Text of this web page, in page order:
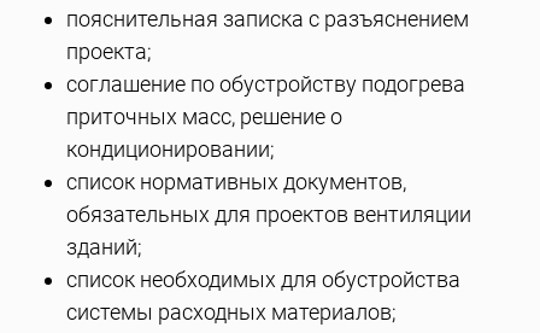
пояснительная записка с разъяснением
проекта;
соглашение по обустройству подогрева
приточных масс, решение о
кондиционировании;
список нормативных документов,
обязательных для проектов вентиляции
зданий;
список необходимых для обустройства
системы расходных материалов;